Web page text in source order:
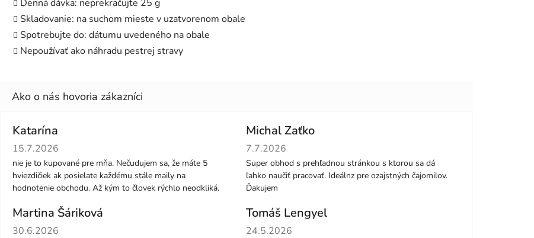
Denná dávka: neprekračujte 25 g
Skladovanie: na suchom mieste v uzatvorenom obale
Spotrebujte do: dátumu uvedeného na obale
Nepoužívať ako náhradu pestrej stravy
Katarína
Hodnotenie obchodu je 5 z 5 hviezdičiek.
15.7.2026
nie je to kupované pre mňa. Nečudujem sa, že máte 5
hviezdičiek ak posielate každému stále maily na
hodnotenie obchodu. Až kým to človek rýchlo neodkliká.
Michal Zaťko
Hodnotenie obchodu je 5 z 5 hviezdičiek.
7.7.2026
Super obhod s prehľadnou stránkou s ktorou sa dá
ľahko naučiť pracovať. Ideálnz pre ozajstných čajomilov.
Ďakujem
Martina Šáriková
Hodnotenie obchodu je 5 z 5 hviezdičiek.
30.6.2026
Tomáš Lengyel
Hodnotenie obchodu je 5 z 5 hviezdičiek.
24.5.2026